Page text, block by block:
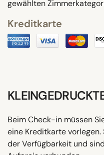
gewählten
Kreditkarte
Beim Check-in müssen
eine Kreditkarte
der Verfügbarkeit und